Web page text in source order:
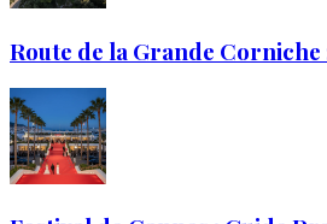
Route de la Grande Corniche